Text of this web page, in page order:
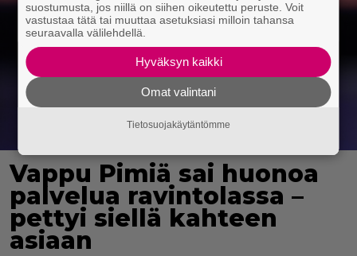
Vappu Pimiä sai huonoa
palvelua ravintolassa –
pettyi siellä kahteen
asiaan
suostumusta, jos niillä on siihen oikeutettu peruste. Voit
vastustaa tätä tai muuttaa asetuksiasi milloin tahansa
seuraavalla välilehdellä.
Hyväksyn kaikki
Omat valintani
Tietosuojakäytäntömme